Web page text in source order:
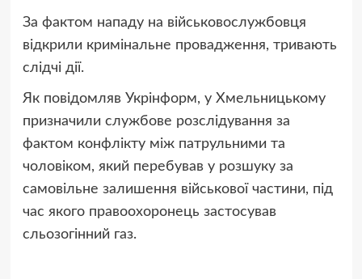
За фактом нападу на військовослужбовця
відкрили кримінальне провадження, тривають
слідчі дії.
Як повідомляв Укрінформ, у Хмельницькому
призначили службове розслідування за
фактом конфлікту між патрульними та
чоловіком, який перебував у розшуку за
самовільне залишення військової частини, під
час якого правоохоронець застосував
сльозогінний газ.